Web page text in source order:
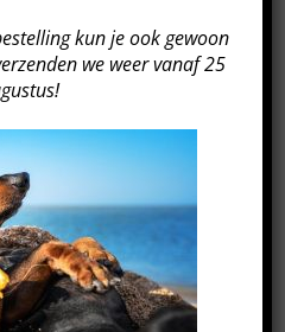
contact
we z.s.m contact met
kun je ook gewoon
we weer vanaf 25